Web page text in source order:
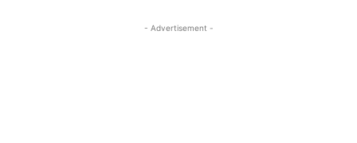
- Advertisement -